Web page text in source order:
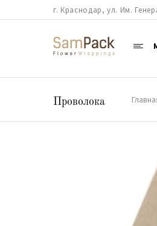
г. Краснодар, ул. Им.
Проволока